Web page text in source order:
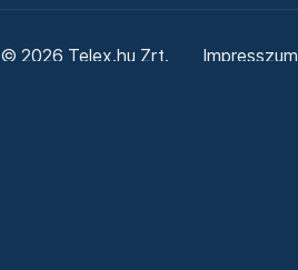
© 2026 Telex.hu Zrt. Impresszum